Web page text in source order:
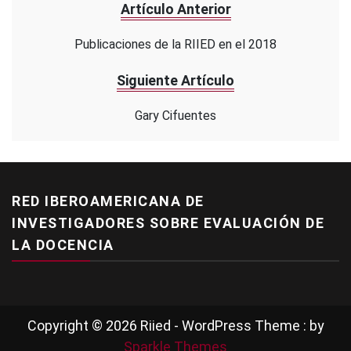
Artículo Anterior
Publicaciones de la RIIED en el 2018
Siguiente Artículo
Gary Cifuentes
RED IBEROAMERICANA DE
INVESTIGADORES SOBRE EVALUACIÓN DE
LA DOCENCIA
Copyright © 2026 Riied - WordPress Theme : by
Sparkle Themes